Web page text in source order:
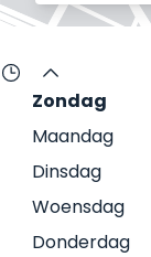
Zondag
Maandag
Dinsdag
Woensdag
Donderdag